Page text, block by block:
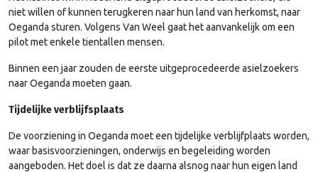
niet willen of kunnen terugkeren naar hun land van herkomst, naar
Oeganda sturen. Volgens Van Weel gaat het aanvankelijk om een
pilot met enkele tientallen mensen.
Binnen een jaar zouden de eerste uitgeprocedeerde asielzoekers
naar Oeganda moeten gaan.
Tijdelijke verblijfsplaats
De voorziening in Oeganda moet een tijdelijke verblijfplaats worden,
waar basisvoorzieningen, onderwijs en begeleiding worden
aangeboden. Het doel is dat ze daarna alsnog naar hun eigen land